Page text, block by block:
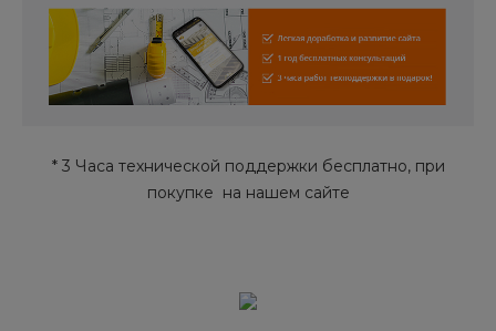
* 3 Часа технической поддержки бесплатно, при
покупке на нашем сайте